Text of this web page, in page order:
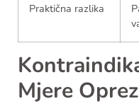
Praktična razlika
Mjere